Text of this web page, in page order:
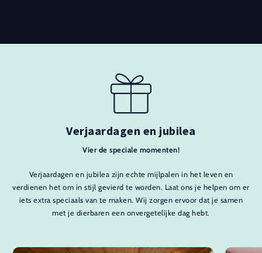
Verjaardagen en jubilea
Vier de speciale momenten!
Verjaardagen en jubilea zijn echte mijlpalen in het leven en
verdienen het om in stijl gevierd te worden. Laat ons je helpen om er
iets extra speciaals van te maken. Wij zorgen ervoor dat je samen
met je dierbaren een onvergetelijke dag hebt.